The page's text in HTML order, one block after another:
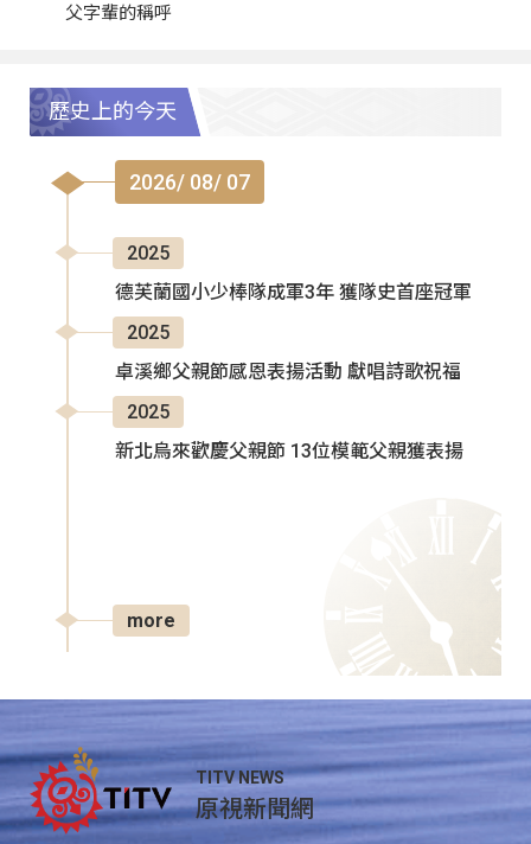
父字輩的稱呼
歷史上的今天
2026/ 08/ 07
2025
德芙蘭國小少棒隊成軍3年 獲隊史首座冠軍
2025
卓溪鄉父親節感恩表揚活動 獻唱詩歌祝福
2025
新北烏來歡慶父親節 13位模範父親獲表揚
more
TITV NEWS
原視新聞網